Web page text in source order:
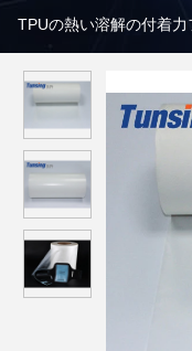
TPUの熱い溶解の付着力